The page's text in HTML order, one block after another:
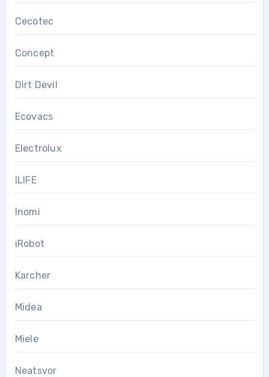
Cecotec
Concept
Dirt Devil
Ecovacs
Electrolux
ILIFE
Inomi
iRobot
Karcher
Midea
Miele
Neatsvor